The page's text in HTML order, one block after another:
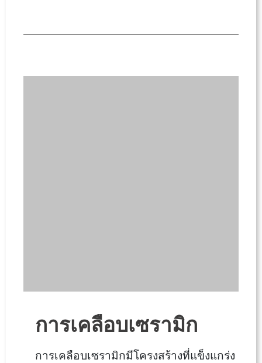
การเคลือบเซรามิก
การเคลือบเซรามิกมีโครงสร้างที่แข็งแกร่ง